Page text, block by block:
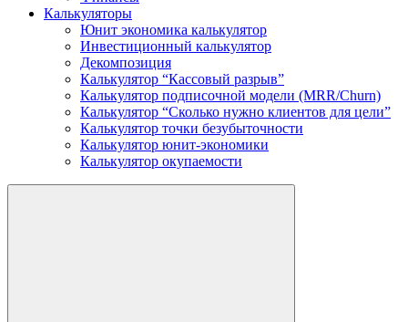
Калькуляторы
Юнит экономика калькулятор
Инвестиционный калькулятор
Декомпозиция
Калькулятор “Кассовый разрыв”
Калькулятор подписочной модели (MRR/Churn)
Калькулятор “Сколько нужно клиентов для цели”
Калькулятор точки безубыточности
Калькулятор юнит-экономики
Калькулятор окупаемости